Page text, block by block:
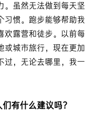
。虽然无法做到每天坚
习惯。跑步能够帮助我
欢露营和徒步。以前每
或城市旅行，现在更加
过，无论去哪里，我一
有什么建议吗？